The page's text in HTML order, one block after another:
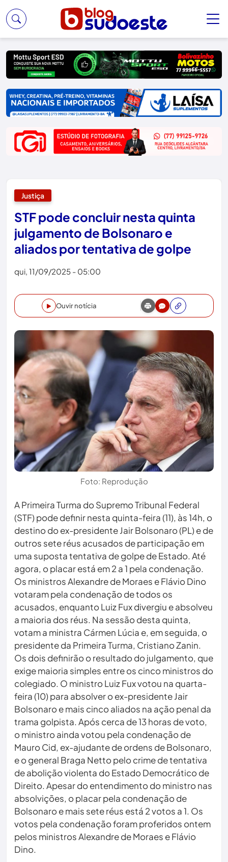
Justiça
STF pode concluir nesta quinta
julgamento de Bolsonaro e
aliados por tentativa de golpe
qui, 11/09/2025 - 05:00
Ouvir notícia
Foto: Reprodução
A Primeira Turma do Supremo Tribunal Federal
(STF) pode definir nesta quinta-feira (11), às 14h, o
destino do ex-presidente Jair Bolsonaro (PL) e de
outros sete réus acusados de participação em
uma suposta tentativa de golpe de Estado. Até
agora, o placar está em 2 a 1 pela condenação.
Os ministros Alexandre de Moraes e Flávio Dino
votaram pela condenação de todos os
acusados, enquanto Luiz Fux divergiu e absolveu
a maioria dos réus. Na sessão desta quinta,
votam a ministra Cármen Lúcia e, em seguida, o
presidente da Primeira Turma, Cristiano Zanin.
Os dois definirão o resultado do julgamento, que
exige maioria simples entre os cinco ministros do
colegiado. O ministro Luiz Fux votou na quarta-
feira (10) para absolver o ex-presidente Jair
Bolsonaro e mais cinco aliados na ação penal da
trama golpista. Após cerca de 13 horas de voto,
o ministro ainda votou pela condenação de
Mauro Cid, ex-ajudante de ordens de Bolsonaro,
e o general Braga Netto pelo crime de tentativa
de abolição violenta do Estado Democrático de
Direito. Apesar do entendimento do ministro nas
absolvições, o placar pela condenação de
Bolsonaro e mais sete réus está 2 votos a 1. Os
votos pela condenação foram proferidos ontem
pelos ministros Alexandre de Moraes e Flávio
Dino.